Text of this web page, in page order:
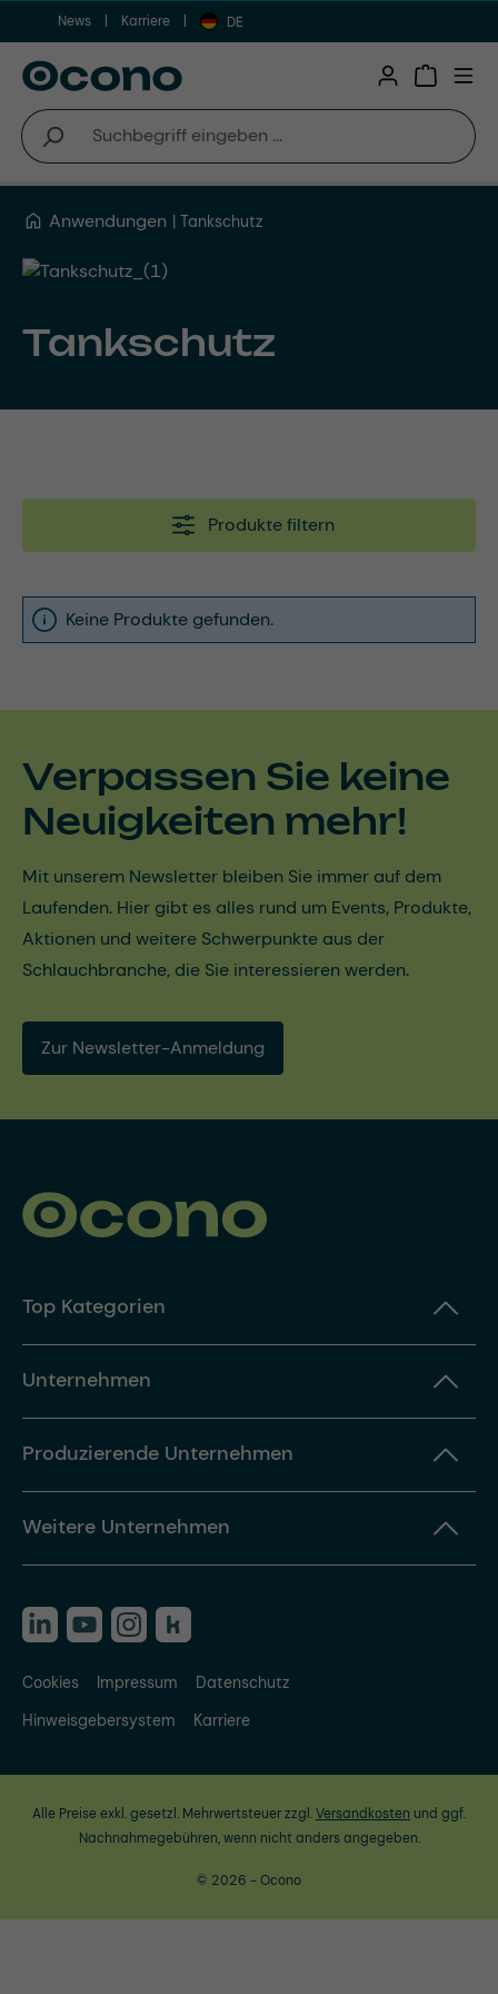
Zum Hauptinhalt springen
News Karriere DE
Anwendungen Tankschutz
Tankschutz
Produkte filtern
Keine Produkte gefunden.
Verpassen Sie keine
Neuigkeiten mehr!
Mit unserem Newsletter bleiben Sie immer auf dem
Laufenden. Hier gibt es alles rund um Events, Produkte,
Aktionen und weitere Schwerpunkte aus der
Schlauchbranche, die Sie interessieren werden.
Zur Newsletter-Anmeldung
Top Kategorien
Unternehmen
Produzierende Unternehmen
Weitere Unternehmen
Cookies Impressum
Datenschutz
Hinweisgebersystem
Karriere
Alle Preise exkl. gesetzl. Mehrwertsteuer zzgl.Versandkosten und ggf.
Nachnahmegebühren, wenn nicht anders angegeben.
© 2026 - Ocono